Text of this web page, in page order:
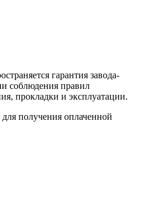
гарантия завода-
соблюдения правил
прокладки и эксплуатации.
получения оплаченной